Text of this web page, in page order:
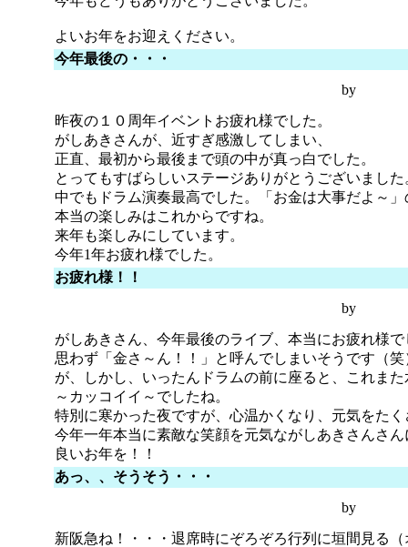
よいお年をお迎えください。
今年最後の・・・
by
昨夜の１０周年イベントお疲れ様でした。
がしあきさんが、近すぎ感激してしまい、
正直、最初から最後まで頭の中が真っ白でした。
とってもすばらしいステージありがとうございました
中でもドラム演奏最高でした。「お金は大事だよ～
本当の楽しみはこれからですね。
来年も楽しみにしています。
今年1年お疲れ様でした。
お疲れ様！！
by
がしあきさん、今年最後のライブ、本当にお疲れ様で
思わず「金さ～ん！！」と呼んでしまいそうです（笑
が、しかし、いったんドラムの前に座ると、これま
～カッコイイ～でしたね。
特別に寒かった夜ですが、心温かくなり、元気をた
今年一年本当に素敵な笑顔を元気ながしあきさんさ
良いお年を！！
あっ、、そうそう・・・
by
新阪急ね！・・・退席時にぞろぞろ行列に垣間見る